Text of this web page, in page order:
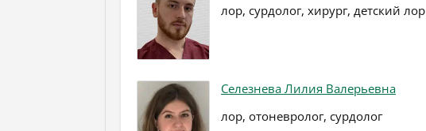
лор, сурдолог, хирург, детский лор
Селезнева Лилия Валерьевна
лор, отоневролог, сурдолог